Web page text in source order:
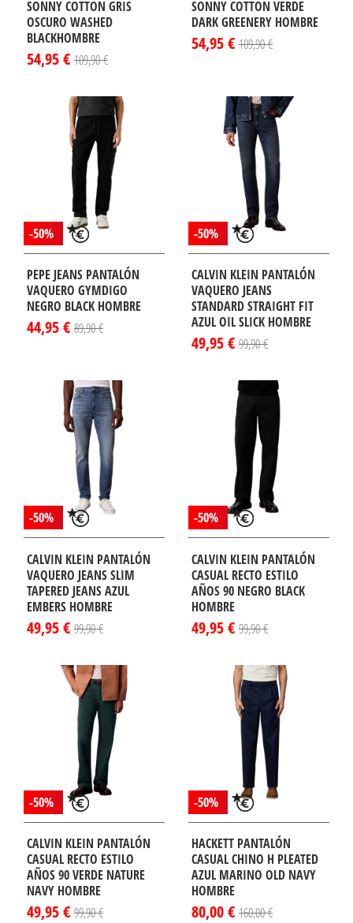
SONNY COTTON GRIS
OSCURO WASHED
BLACKHOMBRE
54,95 € 109,90 €
SONNY COTTON VERDE
DARK GREENERY HOMBRE
54,95 € 109,90 €
-50%
PEPE JEANS PANTALÓN
VAQUERO GYMDIGO
NEGRO BLACK HOMBRE
44,95 € 89,90 €
-50%
CALVIN KLEIN PANTALÓN
VAQUERO JEANS
STANDARD STRAIGHT FIT
AZUL OIL SLICK HOMBRE
49,95 € 99,90 €
-50%
CALVIN KLEIN PANTALÓN
VAQUERO JEANS SLIM
TAPERED JEANS AZUL
EMBERS HOMBRE
49,95 € 99,90 €
-50%
CALVIN KLEIN PANTALÓN
CASUAL RECTO ESTILO
AÑOS 90 NEGRO BLACK
HOMBRE
49,95 € 99,90 €
-50%
CALVIN KLEIN PANTALÓN
CASUAL RECTO ESTILO
AÑOS 90 VERDE NATURE
NAVY HOMBRE
49,95 € 99,90 €
-50%
HACKETT PANTALÓN
CASUAL CHINO H PLEATED
AZUL MARINO OLD NAVY
HOMBRE
80,00 € 160,00 €